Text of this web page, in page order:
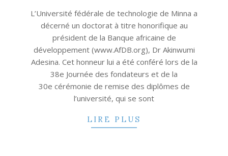
L’Université fédérale de technologie de Minna a
décerné un doctorat à titre honorifique au
président de la Banque africaine de
développement (www.AfDB.org), Dr Akinwumi
Adesina. Cet honneur lui a été conféré lors de la
38e Journée des fondateurs et de la
30e cérémonie de remise des diplômes de
l’université, qui se sont
LIRE PLUS